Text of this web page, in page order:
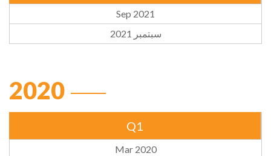
Sep 2021
سبتمبر 2021
2020
Q1
Mar 2020